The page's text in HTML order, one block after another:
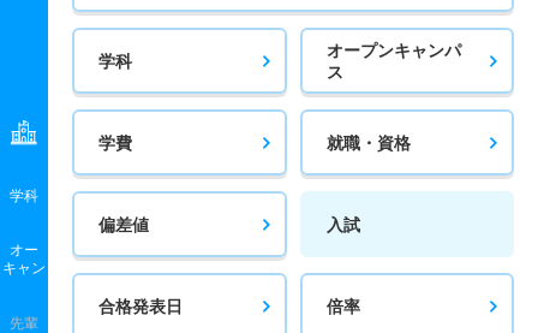
学科
オー
キャン
先輩
学科
オープンキャンパ
ス
学費 就職・資格
偏差値 入試
合格発表日 倍率